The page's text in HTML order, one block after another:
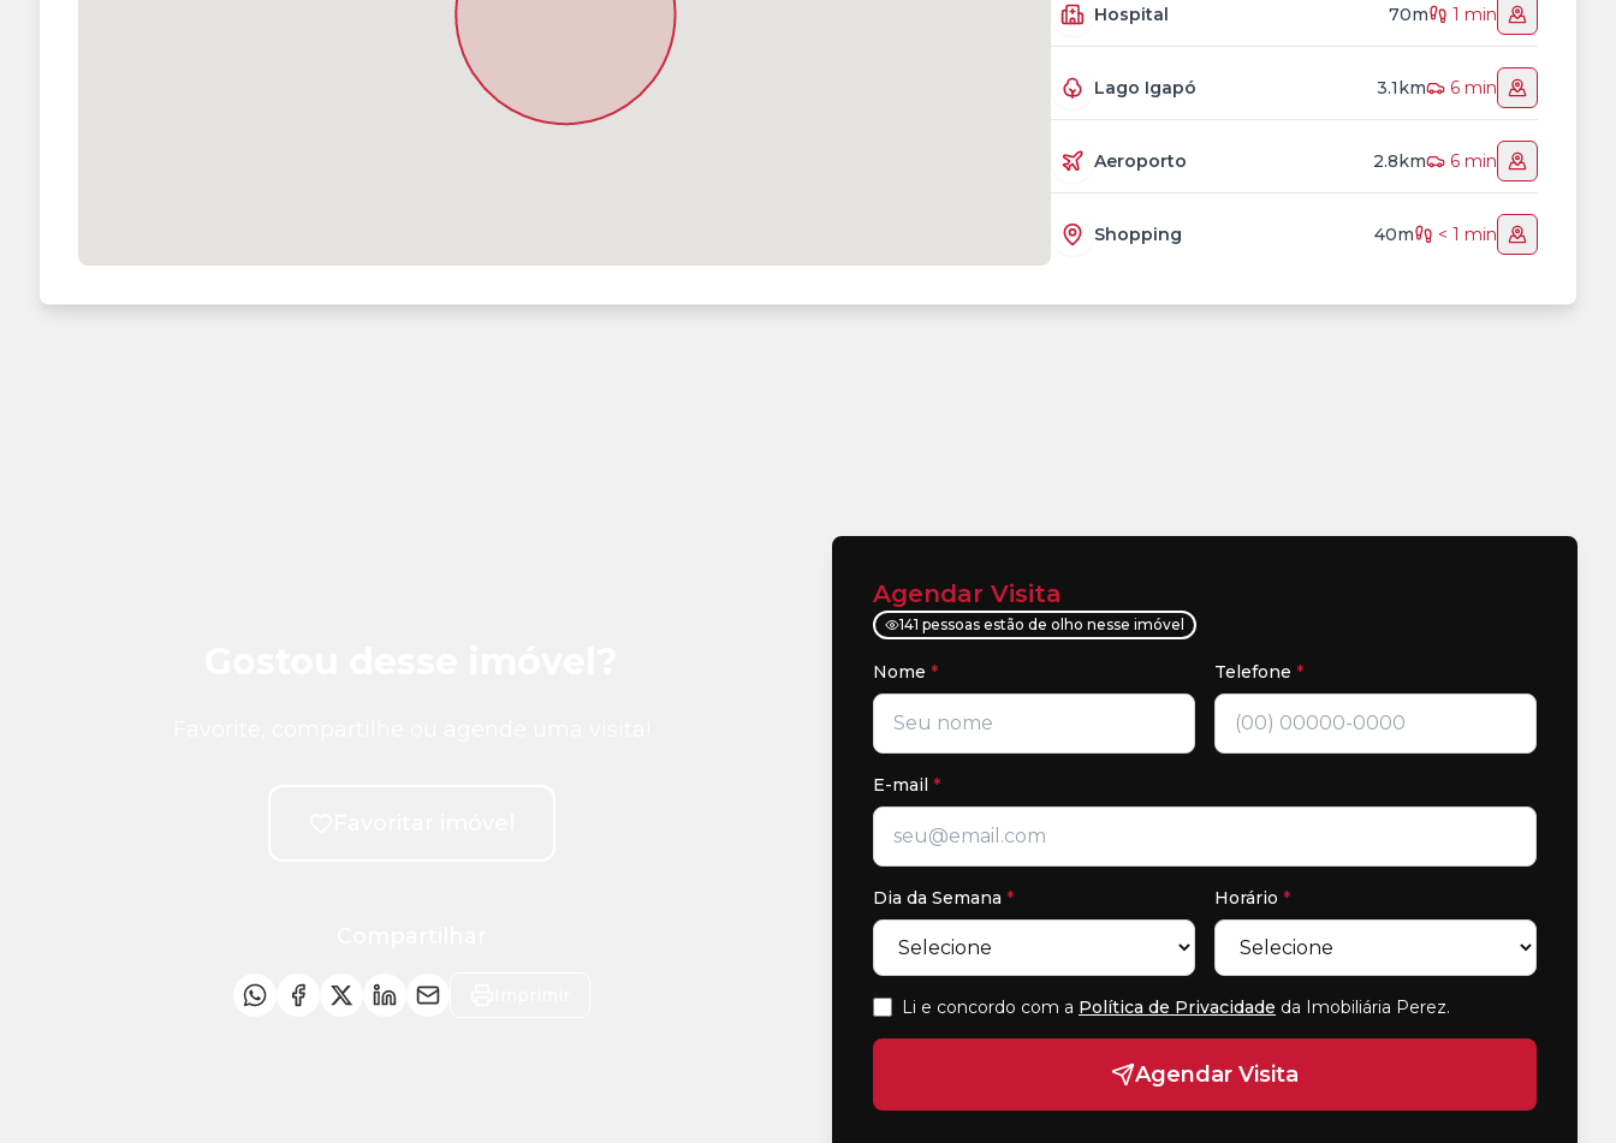
Hospital 70m 1 min
Lago Igapó 3.1km 6 min
Aeroporto 2.8km 6 min
Shopping 40m < 1 min
Agendar Visita
141 pessoas estão de olho nesse imóvel
Nome * Telefone *
E-mail *
Dia da Semana * Horário *
Li e concordo com a Política de Privacidade da Imobiliária Perez.
Agendar Visita